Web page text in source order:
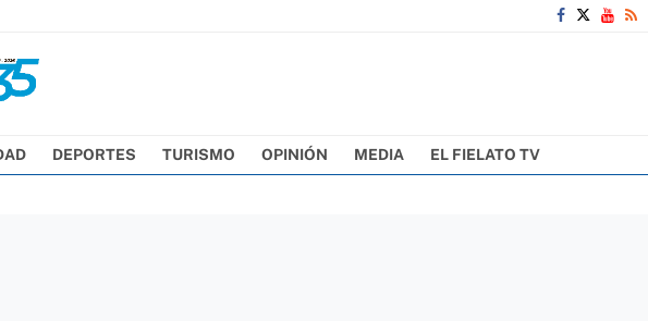
DEPORTES TURISMO OPINIÓN MEDIA EL FIELATO TV